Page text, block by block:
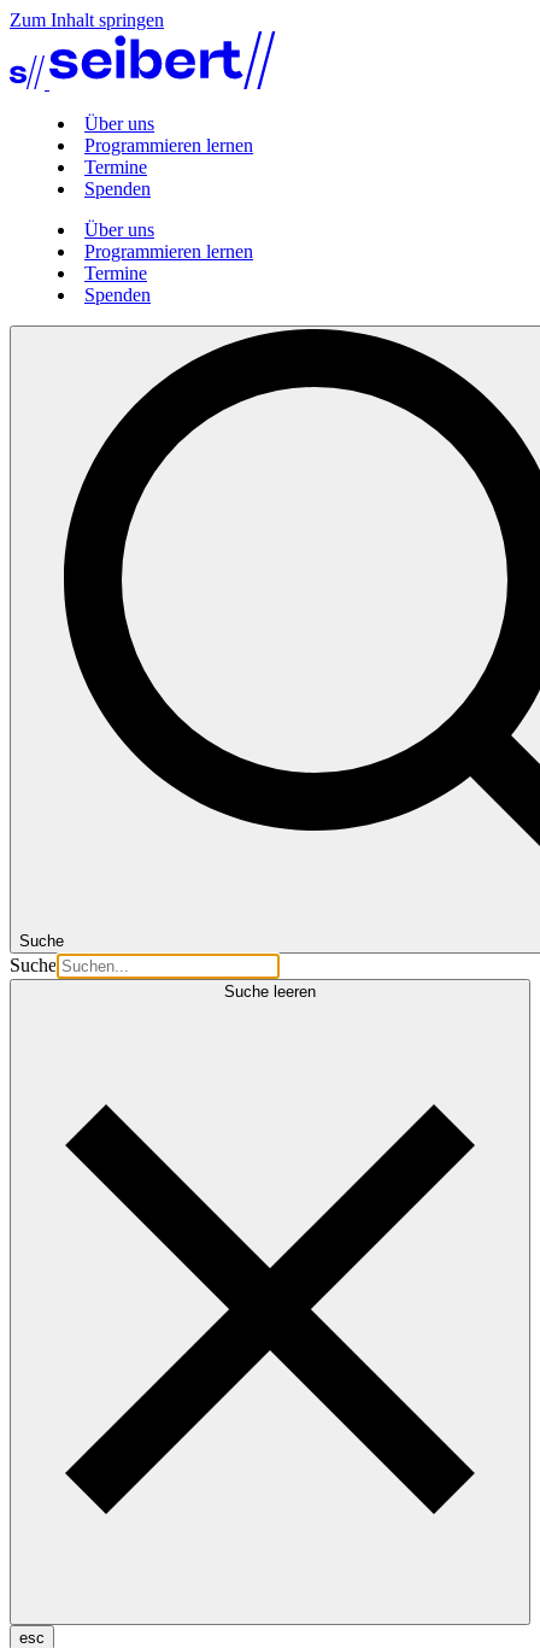
Zum Inhalt springen
Über uns
Programmieren lernen
Termine
Spenden
Über uns
Programmieren lernen
Termine
Spenden
Suche
Suche
Suche leeren
esc